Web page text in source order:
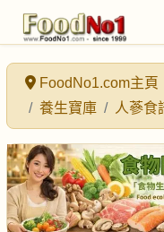
FoodNo1.com主頁
養生寶庫
人蔘食